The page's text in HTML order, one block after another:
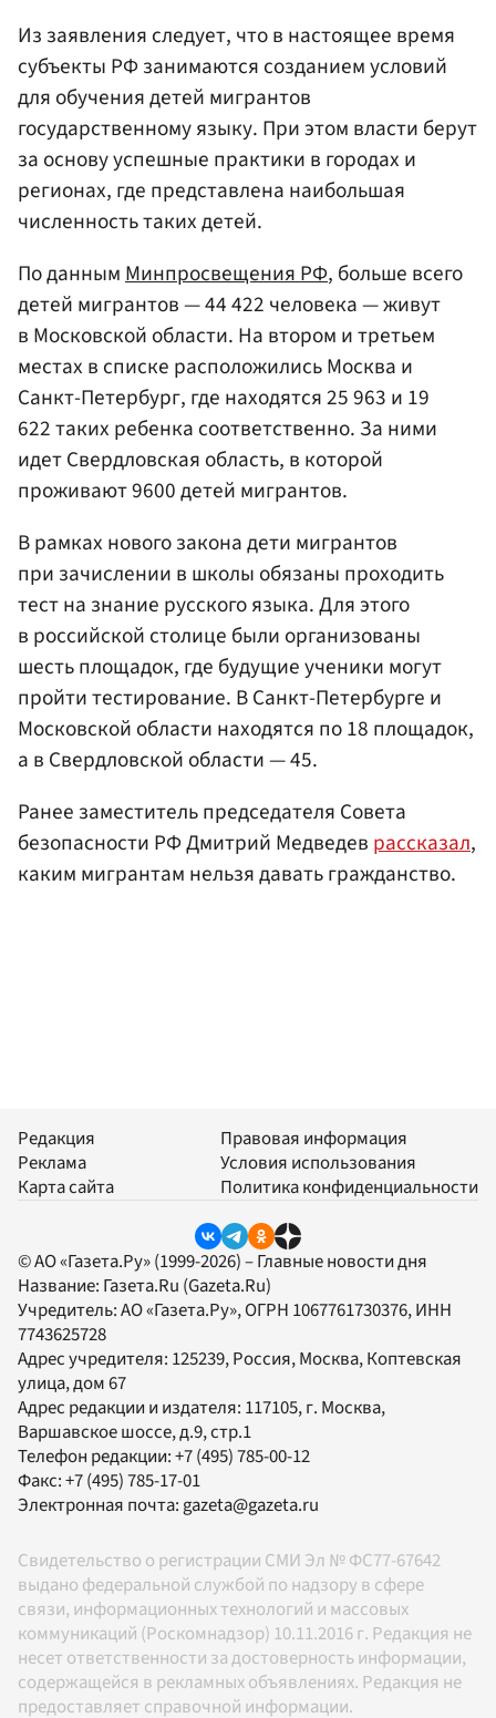
Из заявления следует, что в настоящее время
субъекты РФ занимаются созданием условий
для обучения детей мигрантов
государственному языку. При этом власти берут
за основу успешные практики в городах и
регионах, где представлена наибольшая
численность таких детей.
По даннымМинпросвещения РФ, больше всего
детей мигрантов — 44 422 человека — живут
в Московской области. На втором и третьем
местах в списке расположились Москва и
Санкт-Петербург, где находятся 25 963 и 19
622 таких ребенка соответственно. За ними
идет Свердловская область, в которой
проживают 9600 детей мигрантов.
В рамках нового закона дети мигрантов
при зачислении в школы обязаны проходить
тест на знание русского языка. Для этого
в российской столице были организованы
шесть площадок, где будущие ученики могут
пройти тестирование. В Санкт-Петербурге и
Московской области находятся по 18 площадок,
а в Свердловской области — 45.
Ранее заместитель председателя Совета
безопасности РФ Дмитрий Медведев рассказал,
каким мигрантам нельзя давать гражданство.
Редакция
Реклама
Карта сайта
Правовая информация
Условия использования
Политика конфиденциальности
© АО «Газета.Ру» (1999-2026) – Главные новости дня
Название: Газета.Ru (Gazeta.Ru)
Учредитель:АО «Газета.Ру», ОГРН 1067761730376, ИНН
7743625728
Адрес учредителя: 125239, Россия, Москва, Коптевская
улица, дом 67
Адрес редакции и издателя: 117105, г. Москва,
Варшавское шоссе, д.9, стр.1
Телефон редакции:+7 (495) 785-00-12
Факс:+7 (495) 785-17-01
Электронная почта: gazeta@gazeta.ru
Свидетельство о регистрации СМИ Эл № ФС77-67642
выдано федеральной службой по надзору в сфере
связи, информационных технологий и массовых
коммуникаций (Роскомнадзор) 10.11.2016 г. Редакция не
несет ответственности за достоверность информации,
содержащейся в рекламных объявлениях. Редакция не
предоставляет справочной информации.